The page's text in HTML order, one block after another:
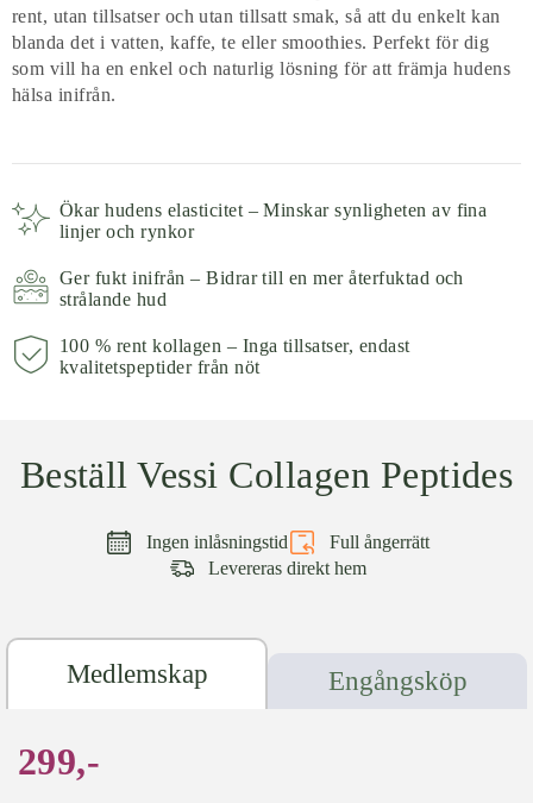
rent, utan tillsatser och utan tillsatt smak, så att du enkelt kan
blanda det i vatten, kaffe, te eller smoothies. Perfekt för dig
som vill ha en enkel och naturlig lösning för att främja hudens
hälsa inifrån.
Ökar hudens elasticitet – Minskar synligheten av fina
linjer och rynkor
Ger fukt inifrån – Bidrar till en mer återfuktad och
strålande hud
100 % rent kollagen – Inga tillsatser, endast
kvalitetspeptider från nöt
Beställ Vessi Collagen Peptides
Ingen inlåsningstid
Full ångerrätt
Levereras direkt hem
Medlemskap Engångsköp
299,-